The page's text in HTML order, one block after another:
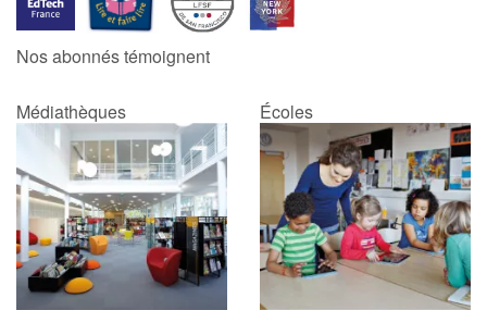
Catalogue anglais
Contraste +
Aide
Accueil
Famille
Nos abonnés témoignent
Médiathèques Écoles